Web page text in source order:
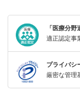
「医療分
適正認定事
プライバシ
厳密な管理